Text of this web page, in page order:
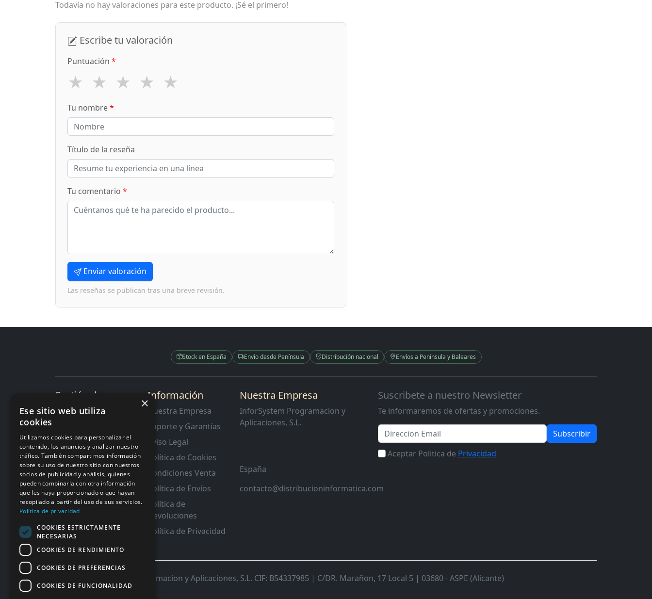
Todavía no hay valoraciones para este producto. ¡Sé el primero!
Escribe tu valoración
Puntuación *
★ ★ ★ ★ ★
Tu nombre*
Título de la reseña
Tu comentario *
Enviar valoración
Las reseñas se publican tras una breve revisión.
Stock en España Envío desde Península Distribución nacional Envíos a Península y Baleares
Sectión de
Interes
RMA y Garantias
Información
Nuestra Empresa
Soporte y Garantías
Aviso Legal
Política de Cookies
Condiciones Venta
Política de Envíos
Política de
Devoluciones
Política de Privacidad
Nuestra Empresa
InforSystem Programacion y
Aplicaciones, S.L.
España
contacto@distribucioninformatica.com
Suscribete a nuestro Newsletter
Te informaremos de ofertas y promociones.
Email
Subscribir
Aceptar Politica de Privacidad
© 2026 InforSystem Programacion y Aplicaciones, S.L. CIF: B54337985 | C/DR. Marañon, 17 Local 5 | 03680 - ASPE (Alicante)
×
Ese sitio web utiliza
cookies
Utilizamos cookies para personalizar el
contenido, los anuncios y analizar nuestro
tráfico. También compartimos información
sobre su uso de nuestro sitio con nuestros
socios de publicidad y análisis, quienes
pueden combinarla con otra información
que les haya proporcionado o que hayan
recopilado a partir del uso de sus servicios.
Política de privacidad
COOKIES ESTRICTAMENTE
NECESARIAS
COOKIES DE RENDIMIENTO
COOKIES DE PREFERENCIAS
COOKIES DE FUNCIONALIDAD